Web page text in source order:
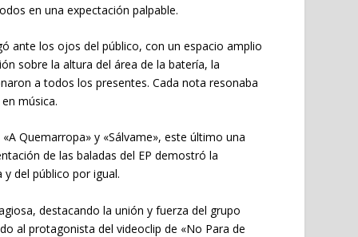
en una expectación palpable.
ante los ojos del público, con un espacio amplio
sobre la altura del área de la batería, la
a todos los presentes. Cada nota resonaba
música.
Quemarropa» y «Sálvame», este último una
de las baladas del EP demostró la
del público por igual.
destacando la unión y fuerza del grupo
al protagonista del videoclip de «No Para de